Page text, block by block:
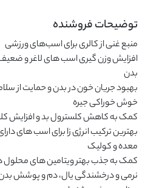
توضیحات فروشنده